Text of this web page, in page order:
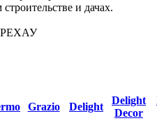
и дачах.
РЕХАУ
Grazio Delight
Delight
Decor